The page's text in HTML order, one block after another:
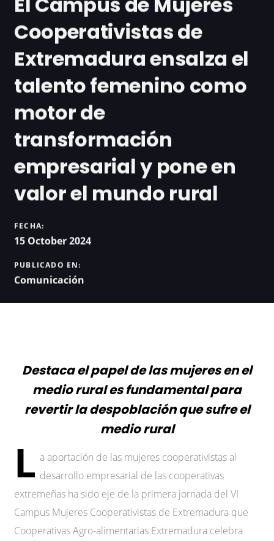
Cooperativistas de
Extremadura ensalza el
talento femenino como
motor de
transformación
empresarial y pone en
valor el mundo rural
FECHA:
15 October 2024
PUBLICADO EN:
Comunicación
Destaca el papel de las mujeres en el
medio rural es fundamental para
revertir la despoblación que sufre el
medio rural
L a aportación de las mujeres cooperativistas al
desarrollo empresarial de las cooperativas
extremeñas ha sido eje de la primera jornada del VI
Campus Mujeres Cooperativistas de Extremadura que
Cooperativas Agro-alimentarias Extremadura celebra